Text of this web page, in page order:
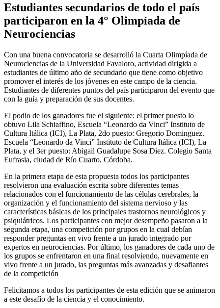
Estudiantes secundarios de todo el país
participaron en la 4° Olimpíada de
Neurociencias
Con una buena convocatoria se desarrolló la Cuarta Olimpíada de
Neurociencias de la Universidad Favaloro, actividad dirigida a
estudiantes de último año de secundario que tiene como objetivo
promover el interés de los jóvenes en este campo de la ciencia.
Estudiantes de diferentes puntos del país participaron del evento que
con la guía y preparación de sus docentes.
El podio de los ganadores fue el siguiente: el primer puesto lo
obtuvo Lila Schiaffino, Escuela “Leonardo da Vinci” Instituto de
Cultura Itálica (ICI), La Plata, 2do puesto: Gregorio Dominguez.
Escuela “Leonardo da Vinci” Instituto de Cultura Itálica (ICI), La
Plata, y el 3er puesto: Abigail Guadalupe Sosa Diez. Colegio Santa
Eufrasia, ciudad de Río Cuarto, Córdoba.
En la primera etapa de esta propuesta todos los participantes
resolvieron una evaluación escrita sobre diferentes temas
relacionados con el funcionamiento de las células cerebrales, la
organización y el funcionamiento del sistema nervioso y las
características básicas de los principales trastornos neurológicos y
psiquiátricos. Los participantes con mejor desempeño pasaron a la
segunda etapa, una competición por grupos en la cual debían
responder preguntas en vivo frente a un jurado integrado por
expertos en neurociencias. Por último, los ganadores de cada uno de
los grupos se enfrentaron en una final resolviendo, nuevamente en
vivo frente a un jurado, las preguntas más avanzadas y desafiantes
de la competición
Felicitamos a todos los participantes de esta edición que se animaron
a este desafío de la ciencia y el conocimiento.